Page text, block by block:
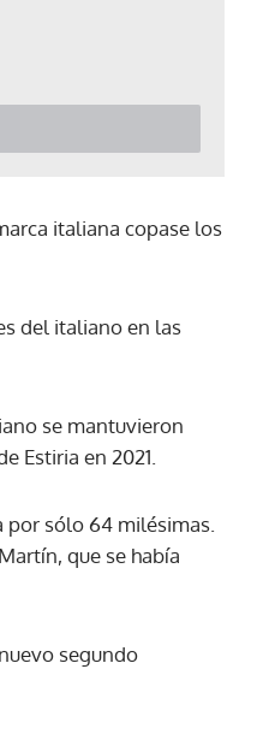
italiana copase los
del italiano en las
se mantuvieron
Estiria en 2021.
por sólo 64 milésimas.
que se había
segundo